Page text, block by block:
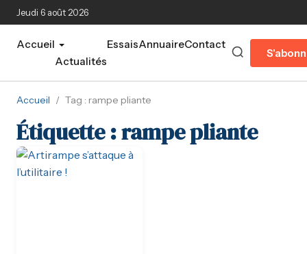
Aller au contenu principal
Jeudi 6 août 2026
Accueil
Actualités
EssaisAnnuaireContact
Accueil / Tag : rampe pliante
Étiquette :rampe pliante